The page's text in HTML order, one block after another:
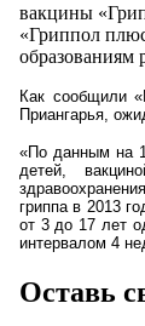
вакцины
«Гриппол
образованиям
Как сообщили
Приангарья,
«По данным на
детей,
гриппа в 2013
от 3 до 17 лет
интервалом 4
Оставь